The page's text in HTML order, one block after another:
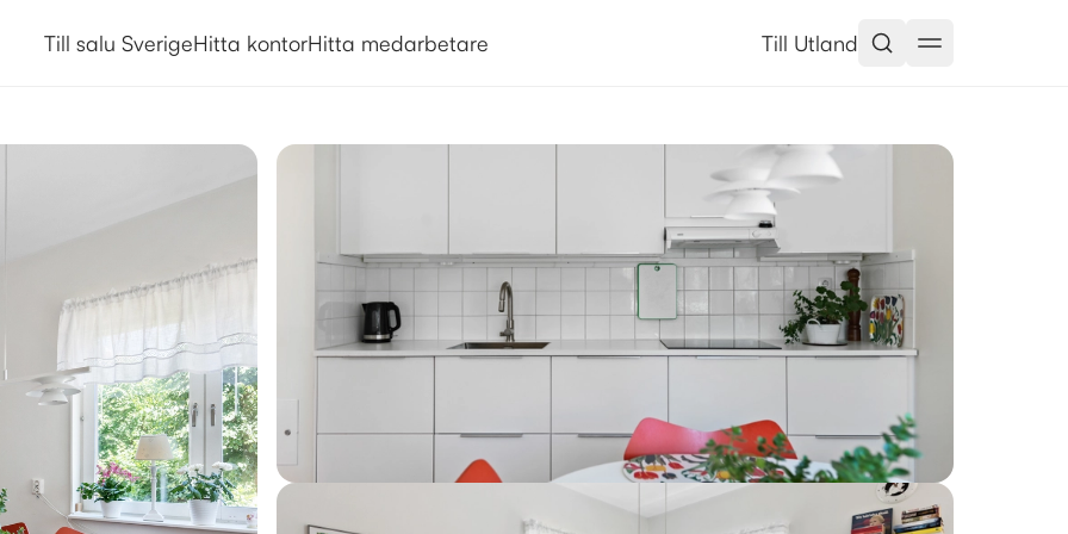
Till salu SverigeHitta kontorHitta medarbetare Till Utland